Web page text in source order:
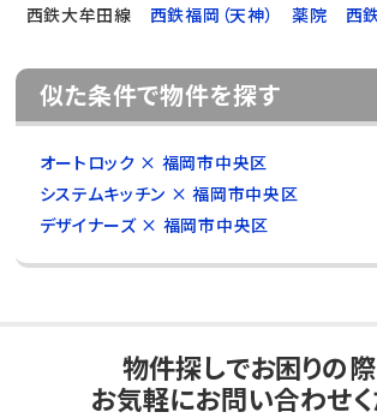
西鉄大牟田線
西鉄福岡（天神） 薬院 西
似た条件で物件を探す
オートロック × 福岡市中央区
システムキッチン × 福岡市中央区
デザイナーズ × 福岡市中央区
物件探しでお困りの際
お気軽にお問い合わせ